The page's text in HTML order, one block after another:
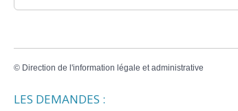
© Direction de l'information légale et administrative
LES DEMANDES :